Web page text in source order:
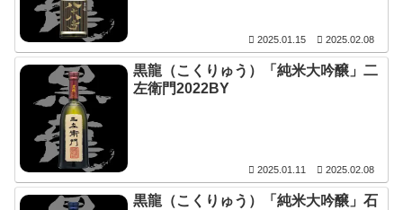
2025.01.15 2025.02.08
黒龍（こくりゅう）「純米大吟醸」二
左衛門2022BY
2025.01.11 2025.02.08
黒龍（こくりゅう）「純米大吟醸」石